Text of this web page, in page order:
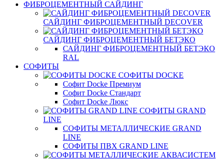
ФИБРОЦЕМЕНТНЫЙ САЙДИНГ
САЙДИНГ ФИБРОЦЕМЕНТНЫЙ DECOVER
САЙДИНГ ФИБРОЦЕМЕНТНЫЙ БЕТЭКО
САЙДИНГ ФИБРОЦЕМЕНТНЫЙ БЕТЭКО
RAL
СОФИТЫ
СОФИТЫ DOCKE
Софит Docke Премиум
Софит Docke Стандарт
Софит Docke Люкс
СОФИТЫ GRAND
LINE
СОФИТЫ МЕТАЛЛИЧЕСКИЕ GRAND
LINE
СОФИТЫ ПВХ GRAND LINE